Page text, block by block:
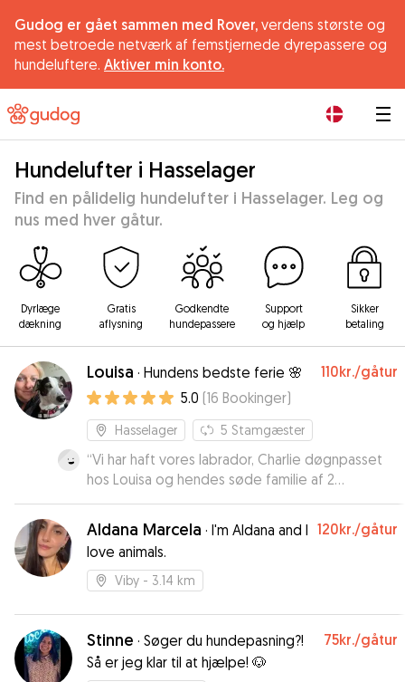
Gudog er gået sammen med Rover, verdens største og
mest betroede netværk af femstjernede dyrepassere og
hundeluftere. Aktiver min konto.
Hundelufter i Hasselager
Find en pålidelig hundelufter i Hasselager. Leg og
nus med hver gåtur.
Dyrlæge
dækning
Gratis
aflysning
Godkendte
hundepassere
Support
og hjælp
Sikker
betaling
Louisa · Hundens bedste ferie 🌸 110kr./gåtur
5.0 (16 Bookinger)
Hasselager 5 Stamgæster
“Vi har haft vores labrador, Charlie døgnpasset
hos Louisa og hendes søde familie af 2
omgange. Mage til kærlig og omsorgsfuld
hundepasser skal man lede længe efter. Vi fik
beskeder og billeder, og Charlie var så glad
efterfølgende. Topkarakterer fra os.
Aldana Marcela · I'm Aldana and I
love animals.
120kr./gåtur
Viby - 3.14 km
Stinne · Søger du hundepasning?!
Så er jeg klar til at hjælpe! 🐶
75kr./gåtur